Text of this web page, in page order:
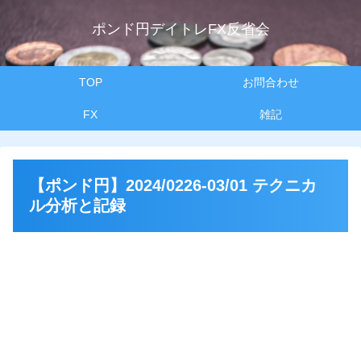
ポンド円デイトレFX反省会
TOP お問合わせ
FX 雑記
【ポンド円】2024/0226-03/01 テクニカ
ル分析と記録